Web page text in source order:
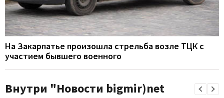
На Закарпатье произошла стрельба возле ТЦК с
участием бывшего военного
Внутри "Новости bigmir)net